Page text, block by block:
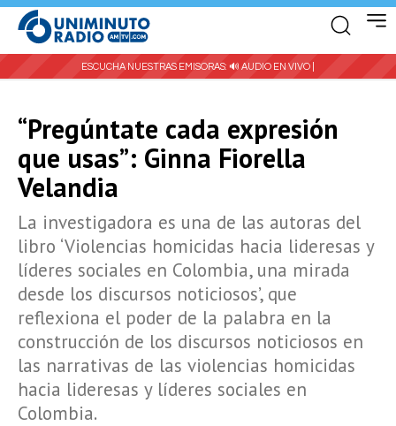
ESCUCHA NUESTRAS EMISORAS: 🔊 AUDIO EN VIVO |
“Pregúntate cada expresión
que usas”: Ginna Fiorella
Velandia
La investigadora es una de las autoras del
libro ‘Violencias homicidas hacia lideresas y
líderes sociales en Colombia, una mirada
desde los discursos noticiosos’, que
reflexiona el poder de la palabra en la
construcción de los discursos noticiosos en
las narrativas de las violencias homicidas
hacia lideresas y líderes sociales en
Colombia.